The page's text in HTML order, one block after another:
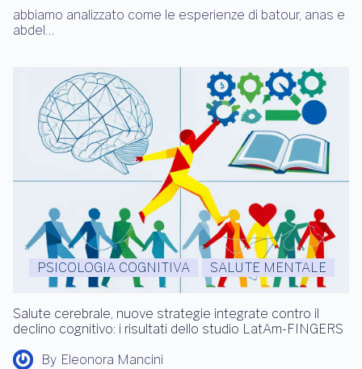
abbiamo analizzato come le esperienze di batour, anas e
abdel…
PSICOLOGIA COGNITIVA SALUTE MENTALE
Salute cerebrale, nuove strategie integrate contro il
declino cognitivo: i risultati dello studio LatAm-FINGERS
By Eleonora Mancini